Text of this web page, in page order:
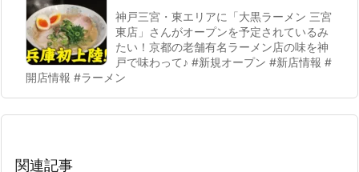
神戸三宮・東エリアに「大黒ラーメン 三宮
東店」さんがオープンを予定されているみ
たい！京都の老舗有名ラーメン店の味を神
戸で味わって♪ #新規オープン #新店情報 #
開店情報 #ラーメン
関連記事